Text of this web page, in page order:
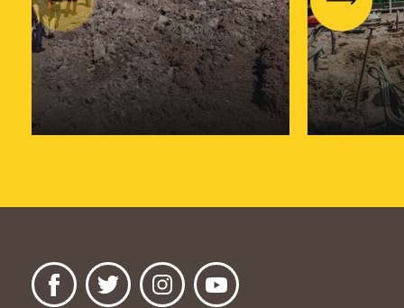
Erfgoedwet en
Archeologie
2021
Vorige